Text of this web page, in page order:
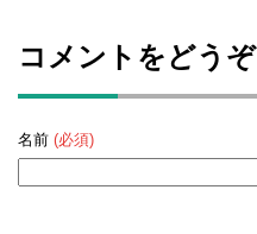
コメントをどうぞ
名前 (必須)